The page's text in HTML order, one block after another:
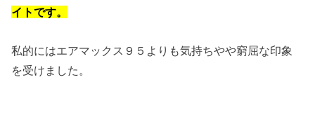
イトです。
私的にはエアマックス９５よりも気持ちやや窮屈な印象
を受けました。